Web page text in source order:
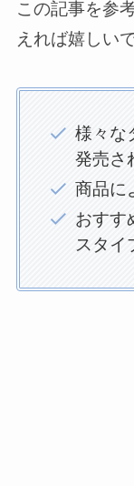
この記事を参
えれば嬉しい
様々な
発売さ
商品に
おすす
スタイ